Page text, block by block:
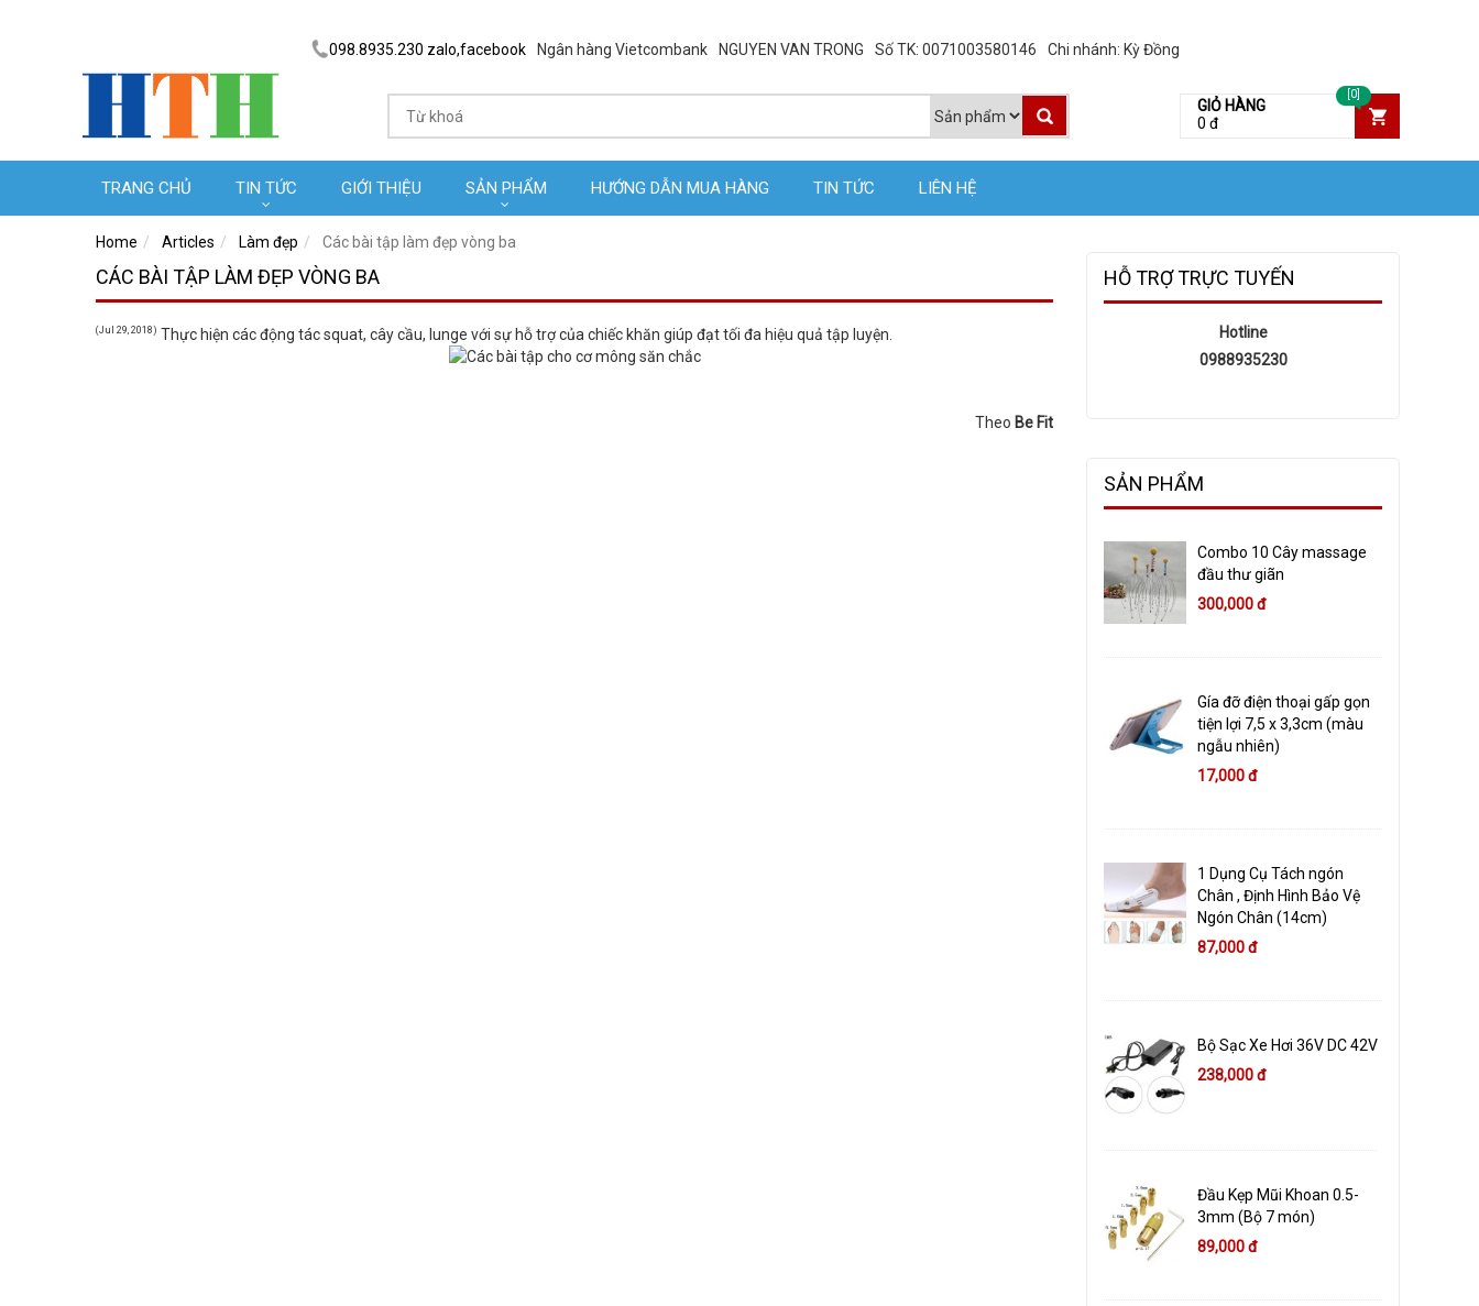
098.8935.230 zalo,facebook Ngân hàng Vietcombank NGUYEN VAN TRONG Số TK: 0071003580146 Chi nhánh: Kỳ Đồng
GIỎ HÀNG
0 đ
[0]
TRANG CHỦ TIN TỨC GIỚI THIỆU SẢN PHẨM HƯỚNG DẪN MUA HÀNG TIN TỨC LIÊN HỆ
Home Articles Làm đẹp Các bài tập làm đẹp vòng ba
CÁC BÀI TẬP LÀM ĐẸP VÒNG BA
(Jul 29, 2018) Thực hiện các động tác squat, cây cầu, lunge với sự hỗ trợ của chiếc khăn giúp đạt tối đa hiệu quả tập luyện.
Theo Be Fit
HỖ TRỢ TRỰC TUYẾN
Hotline
0988935230
SẢN PHẨM
Combo 10 Cây massage
đầu thư giãn
300,000 đ
Gía đỡ điện thoại gấp gọn
tiện lợi 7,5 x 3,3cm (màu
ngẫu nhiên)
17,000 đ
1 Dụng Cụ Tách ngón
Chân , Định Hình Bảo Vệ
Ngón Chân (14cm)
87,000 đ
Bộ Sạc Xe Hơi 36V DC 42V
238,000 đ
Đầu Kẹp Mũi Khoan 0.5-
3mm (Bộ 7 món)
89,000 đ